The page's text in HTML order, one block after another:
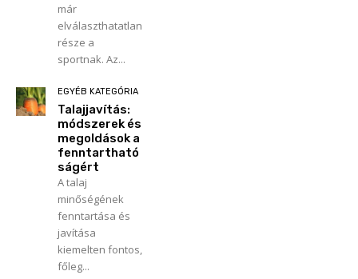
már
elválaszthatatlan
része a
sportnak. Az...
EGYÉB KATEGÓRIA
Talajjavítás:
módszerek és
megoldások a
fenntartható
ságért
A talaj
minőségének
fenntartása és
javítása
kiemelten fontos,
főleg...